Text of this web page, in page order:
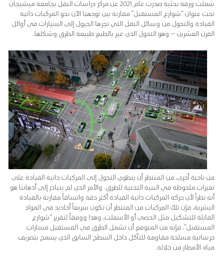
شملت ورقة بحثية صدرت عام 2021 عن مركز دراسات النقل بجامعة ميشيجان
تحت عنوان “شوارع المستقبل” مقارنة بين توجهنا الآن نحو المركبات ذاتية
القيادة والتحول من وسائل النقل التي تجرها الخيول إلى السيارات في أوائل
القرن العشرين – وهو التحول الذي غير بالطبع طبيعة الطرق وشكلها.
من ناحية أخرى، من المنتظر أن ينطوي التحول إلى المركبات ذاتية القيادة على
تغيرات ملحوظة في البنية التحتية للطرق. والأمر الذي لم يتبادر إلى أذهاننا هو
أنه نظراً لأن حركة المركبات ذاتية القيادة أكثر دقة واتساقاً مقارنة بالقيادة
البشرية، فإن تلك المركبات من المنتظر أن تكون سريعاً أخاديد في المواد
القابلة للتشكيل مثل الحصى أو الأسفلت، وهذا ووفقاً لتقرير “شوارع
المستقبل”، فإنه من المتوقع أن تشمل الطرق في المستقبل مسارات
خرسانية مسلحة مقاومة للتآكل داخل السطح السابق الذي يسمح بتصريف
مياه الأمطار من خلاله.